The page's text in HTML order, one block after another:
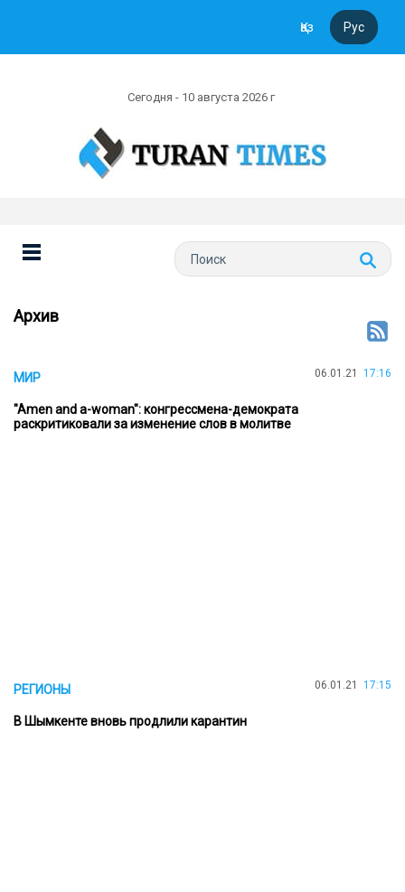
Қаз Рус
Сегодня - 10 августа 2026 г
Архив
МИР 06.01.21 17:16
"Amen and a-woman": конгрессмена-демократа
раскритиковали за изменение слов в молитве
РЕГИОНЫ 06.01.21 17:15
В Шымкенте вновь продлили карантин